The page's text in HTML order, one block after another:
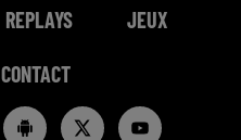
REPLAYS JEUX
CONTACT